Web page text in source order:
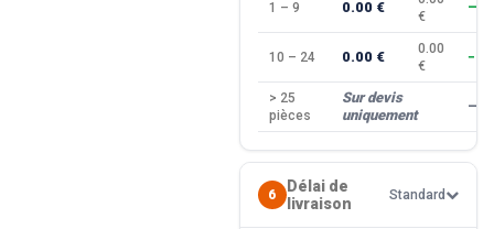
1 – 9 0.00 €
€
—
10 – 24 0.00 €
0.00
€
> 25
pièces
Sur devis
uniquement
—
6
Délai de
livraison
Standard